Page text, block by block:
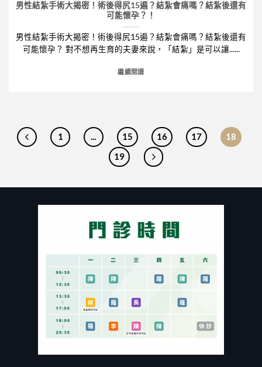
男性結紮手術大揭密！術後得尻15遍？結紮會痛嗎？結紮後還有
可能懷孕？！
男性結紮手術大揭密！術後得尻15遍？結紮會痛嗎？結紮後還有
可能懷孕？ 對不想再生育的夫妻來說，「結紮」是可以讓......
繼續閱讀
1 ... 15 16 17
18
19